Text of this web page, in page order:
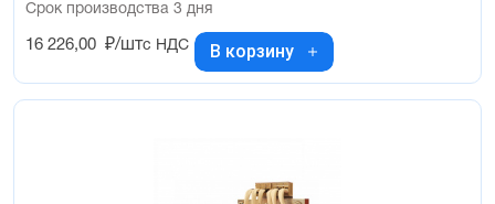
Срок производства 3 дня
16 226,00 ₽/штс НДС В корзину